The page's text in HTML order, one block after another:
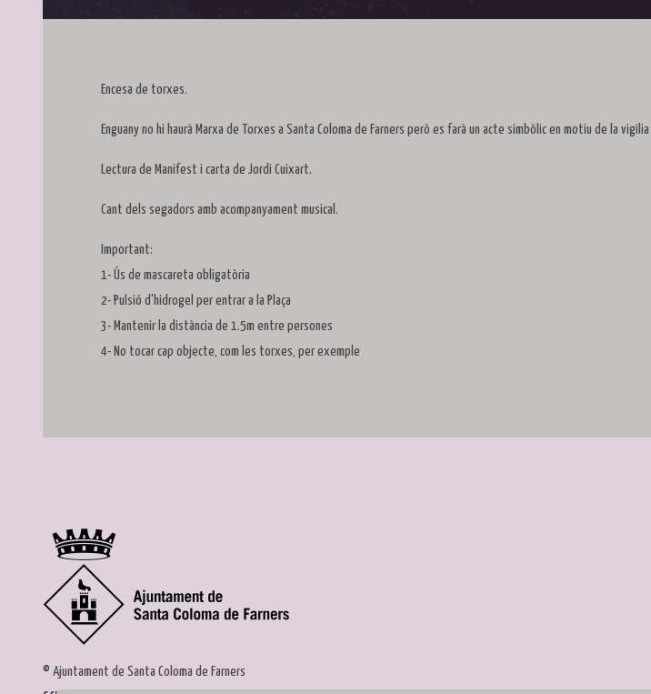
Encesa de torxes.
Enguany no hi haurà Marxa de Torxes a Santa Coloma de Farners però es farà un acte simbòlic en motiu de la
Lectura de Manifest i carta de Jordi Cuixart.
Cant dels segadors amb acompanyament musical.
Important:
1- Ús de mascareta obligatòria
2- Pulsió d'hidrogel per entrar a la Plaça
3- Mantenir la distància de 1.5m entre persones
4- No tocar cap objecte, com les torxes, per exemple
© Ajuntament de Santa Coloma de Farners